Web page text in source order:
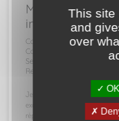
M'a aidé à
immobilier
Connaissance du secteur
Compétences de
Service et
Recommandation de cette
Je tiens à remercier
excellent service. Avant même
répondre à ...
This site
and
over